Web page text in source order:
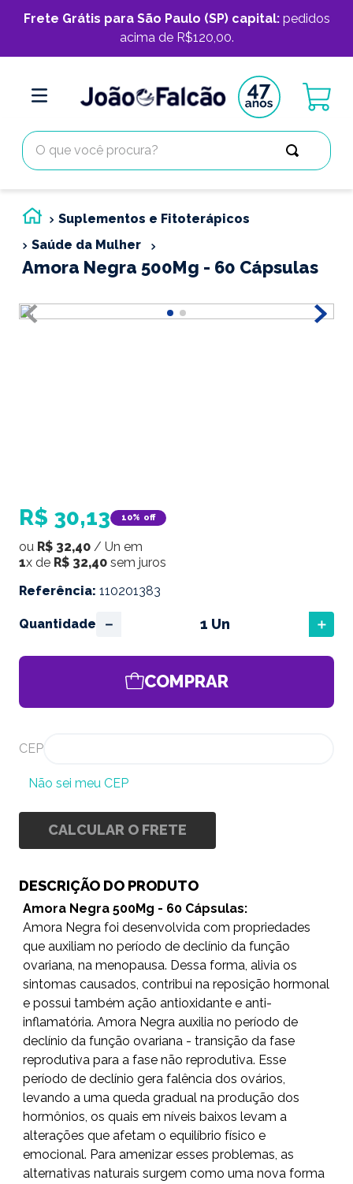
Frete Grátis para São Paulo (SP) capital:pedidos
acima de R$120,00.
O que você procura?
Suplementos e Fitoterápicos
Saúde da Mulher
Amora Negra 500Mg - 60 Cápsulas
R$ 30,13 10% off
ou R$ 32,40 / Un em
1x de R$ 32,40 sem juros
Referência: 110201383
Quantidade ＋
－
COMPRAR
CEP
Não sei meu CEP
CALCULAR O FRETE
DESCRIÇÃO DO PRODUTO
Amora Negra 500Mg - 60 Cápsulas:
Amora Negra foi desenvolvida com propriedades
que auxiliam no período de declínio da função
ovariana, na menopausa. Dessa forma, alivia os
sintomas causados, contribui na reposição hormonal
e possui também ação antioxidante e anti-
inflamatória. Amora Negra auxilia no período de
declínio da função ovariana - transição da fase
reprodutiva para a fase não reprodutiva. Esse
período de declínio gera falência dos ovários,
levando a uma queda gradual na produção dos
hormônios, os quais em níveis baixos levam a
alterações que afetam o equilíbrio físico e
emocional. Para amenizar esses problemas, as
alternativas naturais surgem como uma nova forma